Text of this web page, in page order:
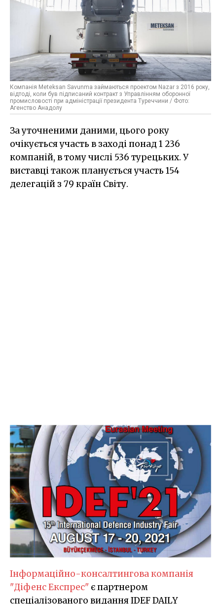
Компанія Meteksan Savunma займаються проектом Nazar з 2016 року,
відтоді, коли був підписаний контракт з Управлінням оборонної
промисловості при адміністрації президента Туреччини / Фото:
Агенство Анадолу
За уточненими даними, цього року
очікується участь в заході понад 1 236
компаній, в тому числі 536 турецьких. У
виставці також планується участь 154
делегацій з 79 країн Світу.
Інформаційно-консалтингова компанія
"Діфенс Експрес" є партнером
спеціалізованого видання IDEF DAILY